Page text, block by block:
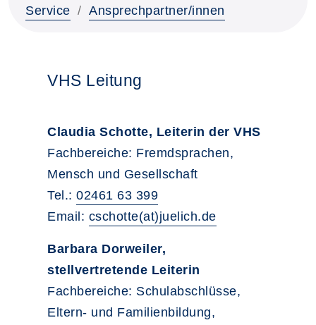
Service
Ansprechpartner/innen
VHS Leitung
Claudia Schotte, Leiterin der VHS
Fachbereiche: Fremdsprachen,
Mensch und Gesellschaft
Tel.:02461 63 399
Email: cschotte(at)juelich.de
Barbara Dorweiler,
stellvertretende Leiterin
Fachbereiche: Schulabschlüsse,
Eltern- und Familienbildung,